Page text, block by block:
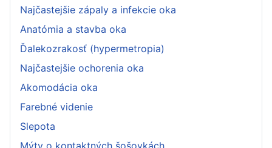
Najčastejšie zápaly a infekcie oka
Anatómia a stavba oka
Ďalekozrakosť (hypermetropia)
Najčastejšie ochorenia oka
Akomodácia oka
Farebné videnie
Slepota